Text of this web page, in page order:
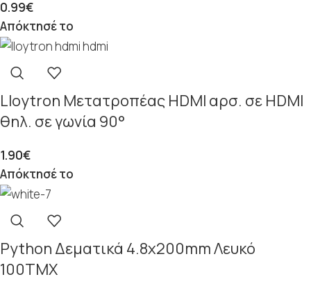
0.99€
Απόκτησέ το
Lloytron Μετατροπέας HDMI αρσ. σε HDMI
θηλ. σε γωνία 90°
1.90€
Απόκτησέ το
Python Δεματικά 4.8x200mm Λευκό
100ΤΜΧ